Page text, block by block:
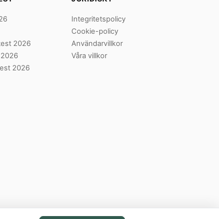
2026
2026
Integritetspolicy
Cookie-policy
Användarvillkor
Våra villkor